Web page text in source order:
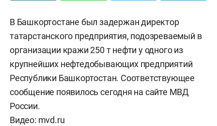
В Башкортостане был задержан директор
татарстанского предприятия, подозреваемый в
организации кражи 250 т нефти у одного из
крупнейших нефтедобывающих предприятий
Республики Башкортостан. Соответствующее
сообщение появилось сегодня на сайте МВД
России.
Видео: mvd.ru